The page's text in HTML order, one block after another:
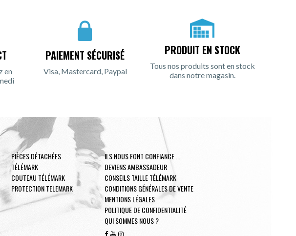
en
PAIEMENT SÉCURISÉ
Visa, Mastercard, Paypal
PRODUIT EN STOCK
Tous nos produits sont en stock
dans notre magasin.
PIÈCES DÉTACHÉES
TÉLÉMARK
COUTEAU TÉLÉMARK
PROTECTION TELEMARK
ILS NOUS FONT CONFIANCE ...
DEVIENS AMBASSADEUR
CONSEILS TAILLE TÉLÉMARK
CONDITIONS GÉNÉRALES DE VENTE
MENTIONS LÉGALES
POLITIQUE DE CONFIDENTIALITÉ
QUI SOMMES NOUS ?